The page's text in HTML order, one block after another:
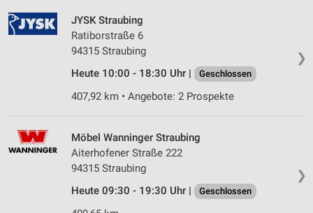
❯
JYSK Straubing
Ratiborstraße 6
94315 Straubing
Heute 10:00 - 18:30 Uhr |
Geschlossen
407,92 km • Angebote: 2 Prospekte
❯
Möbel Wanninger Straubing
Aiterhofener Straße 222
94315 Straubing
Heute 09:30 - 19:30 Uhr |
Geschlossen